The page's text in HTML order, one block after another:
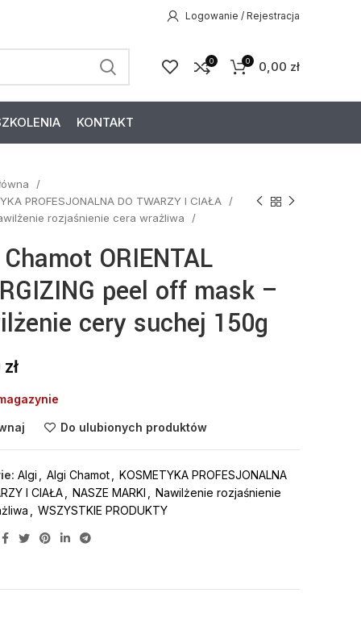
Logowanie / Rejestracja
0 0 0,00 zł
KONTAKT
PROFESJONALNA DO TWARZY I CIAŁA
rozjaśnienie cera wrażliwa
ORIENTAL
peel off mask –
cery suchej 150g
zł
Do ulubionych produktów
Algi Algi Chamot
KOSMETYKA PROFESJONALNA
I CIAŁA
NASZE MARKI
Nawilżenie rozjaśnienie
WSZYSTKIE PRODUKTY